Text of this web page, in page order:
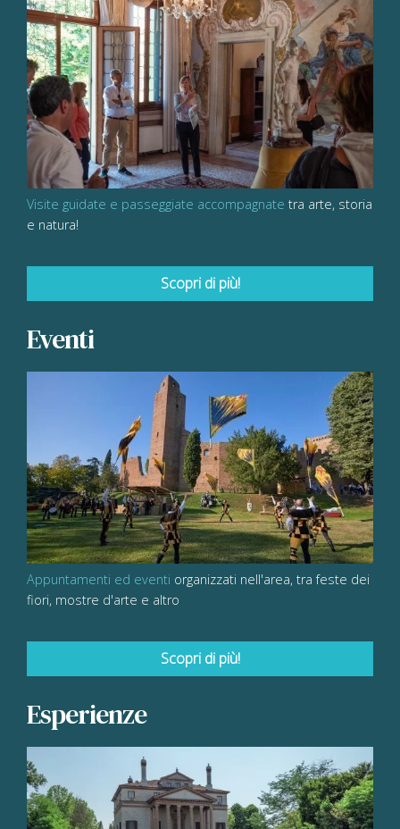
Visite guidate e passeggiate accompagnate tra arte, storia
e natura!
Scopri di più!
Eventi
Appuntamenti ed eventi organizzati nell'area, tra feste dei
fiori, mostre d'arte e altro
Scopri di più!
Esperienze